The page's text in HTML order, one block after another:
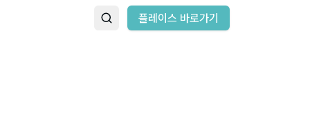
플레이스 바로가기